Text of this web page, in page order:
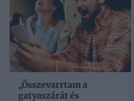
„Összevarrtam a
gatyaszárát és